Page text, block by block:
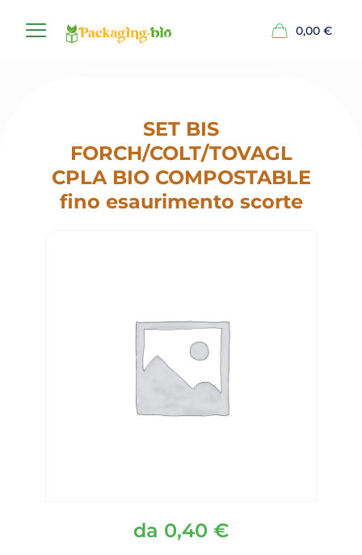
0,00 €
SET BIS
FORCH/COLT/TOVAGL
CPLA BIO COMPOSTABLE
fino esaurimento scorte
da 0,40 €